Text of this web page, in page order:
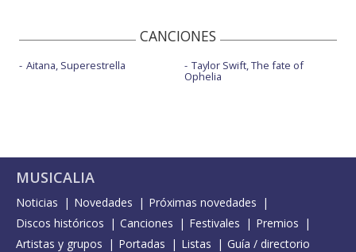
CANCIONES
Aitana, Superestrella Taylor Swift, The fate of
Ophelia
MUSICALIA
Noticias Novedades
Próximas novedades
Discos históricos
Canciones Festivales
Premios
Artistas y grupos
Portadas Listas Guía / directorio